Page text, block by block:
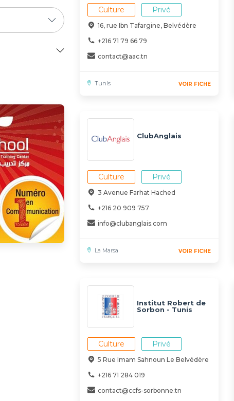
Culture Privé
16, rue Ibn Tafargine, Belvédère
+216 71 79 66 79
contact@aac.tn
Tunis VOIR FICHE
ClubAnglais
Culture Privé
3 Avenue Farhat Hached
+216 20 909 757
info@clubanglais.com
La Marsa VOIR FICHE
Institut Robert de
Sorbon - Tunis
Culture Privé
5 Rue Imam Sahnoun Le Belvédère
+216 71 284 019
contact@ccfs-sorbonne.tn